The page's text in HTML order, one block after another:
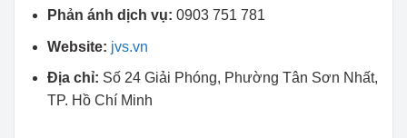
Phản ánh dịch vụ: 0903 751 781
Website: jvs.vn
Địa chỉ: Số 24 Giải Phóng, Phường Tân Sơn Nhất,
TP. Hồ Chí Minh